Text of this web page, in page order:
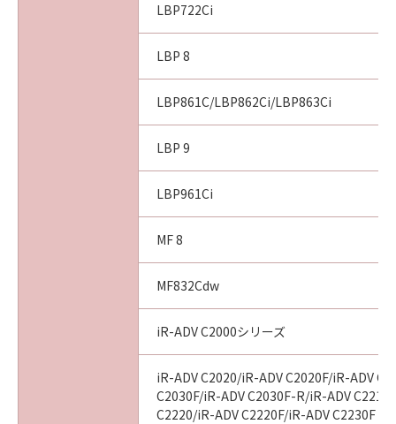
LBP722Ci
LBP 8
LBP861C/LBP862Ci/LBP863Ci
LBP 9
LBP961Ci
MF 8
MF832Cdw
iR-ADV C2000シリーズ
iR-ADV C2020/iR-ADV C2020F/iR-ADV
C2030F/iR-ADV C2030F-R/iR-ADV
C2220/iR-ADV C2220F/iR-ADV C2230F